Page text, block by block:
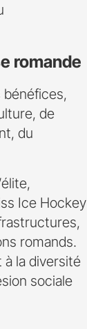
romande
bénéfices,
de
du
Ice Hockey
romands.
à la diversité
sociale